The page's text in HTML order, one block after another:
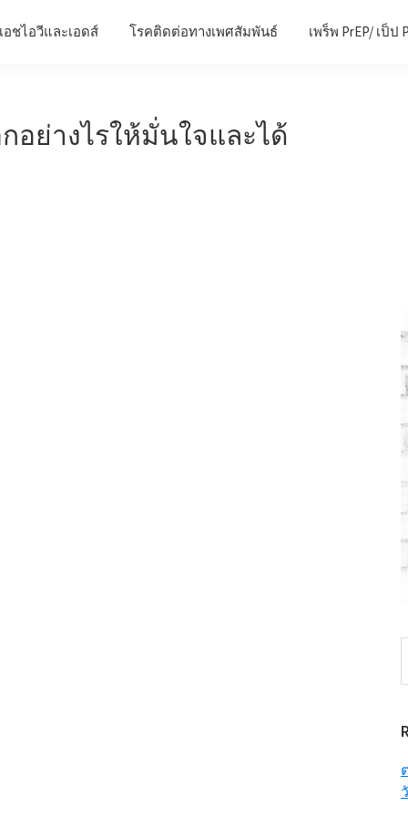
เอชไอวีและเอดส์ โรคติดต่อทางเพศสัมพันธ์ เพร็พ PrEP/ เป็ป
อย่างไรให้มั่นใจและได้